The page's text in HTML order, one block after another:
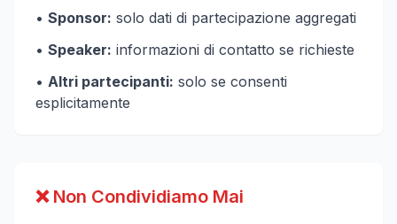
• Sponsor: solo dati di partecipazione aggregati
• Speaker: informazioni di contatto se richieste
• Altri partecipanti: solo se consenti
esplicitamente
❌ Non Condividiamo Mai